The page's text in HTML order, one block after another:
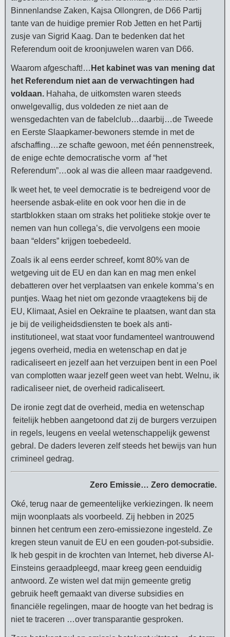
Binnenlandse Zaken, Kajsa Ollongren, de D66 Partij
tante van de huidige premier Rob Jetten en het Partij
zusje van Sigrid Kaag. Dan te bedenken dat het
Referendum ooit de kroonjuwelen waren van D66.
Waarom afgeschaft!… Het kabinet was van mening dat
het Referendum niet aan de verwachtingen had
voldaan. Hahaha, de uitkomsten waren steeds
onwelgevallig, dus voldeden ze niet aan de
wensgedachten van de fabelclub…daarbij…de Tweede
en Eerste Slaapkamer-bewoners stemde in met de
afschaffing…ze schafte gewoon, met één pennenstreek,
de enige echte democratische vorm af “het
Referendum”…ook al was die alleen maar raadgevend.
Ik weet het, te veel democratie is te bedreigend voor de
heersende asbak-elite en ook voor hen die in de
startblokken staan om straks het politieke stokje over te
nemen van hun collega’s, die vervolgens een mooie
baan “elders” krijgen toebedeeld.
Zoals ik al eens eerder schreef, komt 80% van de
wetgeving uit de EU en dan kan en mag men enkel
debatteren over het verplaatsen van enkele komma’s en
puntjes. Waag het niet om gezonde vraagtekens bij de
EU, Klimaat, Asiel en Oekraïne te plaatsen, want dan sta
je bij de veiligheidsdiensten te boek als anti-
institutioneel, wat staat voor fundamenteel wantrouwend
jegens overheid, media en wetenschap en dat je
radicaliseert en jezelf aan het verzuipen bent in een Poel
van complotten waar jezelf geen weet van hebt. Welnu, ik
radicaliseer niet, de overheid radicaliseert.
De ironie zegt dat de overheid, media en wetenschap
feitelijk hebben aangetoond dat zij de burgers verzuipen
in regels, leugens en veelal wetenschappelijk gewenst
gebral. De daders leveren zelf steeds het bewijs van hun
crimineel gedrag.
Zero Emissie… Zero democratie.
Oké, terug naar de gemeentelijke verkiezingen. Ik neem
mijn woonplaats als voorbeeld. Zij hebben in 2025
binnen het centrum een zero-emissiezone ingesteld. Ze
kregen steun vanuit de EU en een gouden-pot-subsidie.
Ik heb gespit in de krochten van Internet, heb diverse AI-
Einsteins geraadpleegd, maar kreeg geen eenduidig
antwoord. Ze wisten wel dat mijn gemeente gretig
gebruik heeft gemaakt van diverse subsidies en
financiële regelingen, maar de hoogte van het bedrag is
niet te traceren …over transparantie gesproken.